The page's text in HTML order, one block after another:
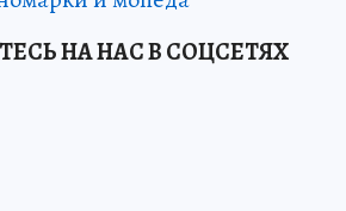
НА НАС В СОЦСЕТЯХ